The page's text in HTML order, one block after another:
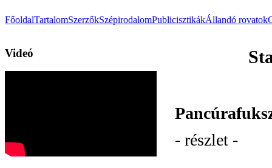
FőoldalTartalomSzerzőkSzépirodalomPublicisztikákÁllandó rovatok
Videó
- részlet -